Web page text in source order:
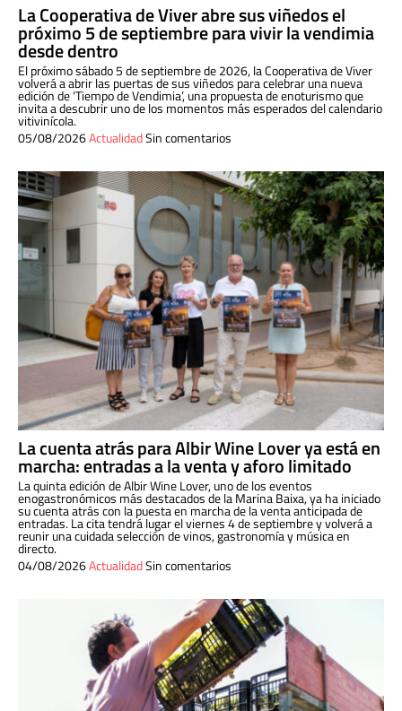
La Cooperativa de Viver abre sus viñedos el
próximo 5 de septiembre para vivir la vendimia
desde dentro
El próximo sábado 5 de septiembre de 2026, la Cooperativa de Viver
volverá a abrir las puertas de sus viñedos para celebrar una nueva
edición de ‘Tiempo de Vendimia’, una propuesta de enoturismo que
invita a descubrir uno de los momentos más esperados del calendario
vitivinícola.
05/08/2026ActualidadSin comentarios
La cuenta atrás para Albir Wine Lover ya está en
marcha: entradas a la venta y aforo limitado
La quinta edición de Albir Wine Lover, uno de los eventos
enogastronómicos más destacados de la Marina Baixa, ya ha iniciado
su cuenta atrás con la puesta en marcha de la venta anticipada de
entradas. La cita tendrá lugar el viernes 4 de septiembre y volverá a
reunir una cuidada selección de vinos, gastronomía y música en
directo.
04/08/2026ActualidadSin comentarios